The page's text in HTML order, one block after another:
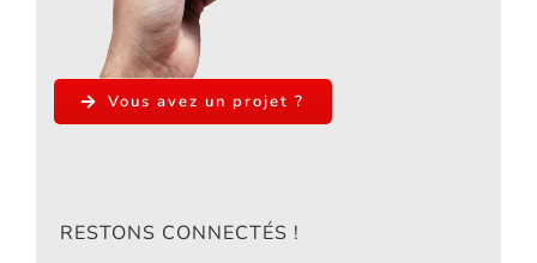
Vous avez un projet ?
RESTONS CONNECTÉS !